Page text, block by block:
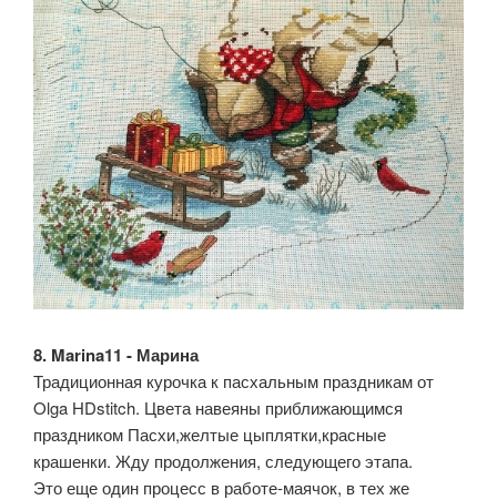
8. Marina11 - Марина
Традиционная курочка к пасхальным праздникам от
Olga HDstitch. Цвета навеяны приближающимся
праздником Пасхи,желтые цыплятки,красные
крашенки. Жду продолжения, следующего этапа.
Это еще один процесс в работе-маячок, в тех же